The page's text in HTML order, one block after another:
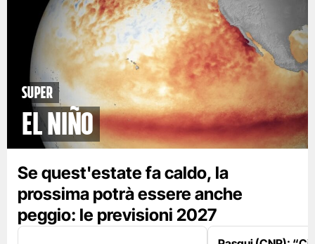
Super
El Niño
Se quest'estate fa caldo, la
prossima potrà essere anche
peggio: le previsioni 2027